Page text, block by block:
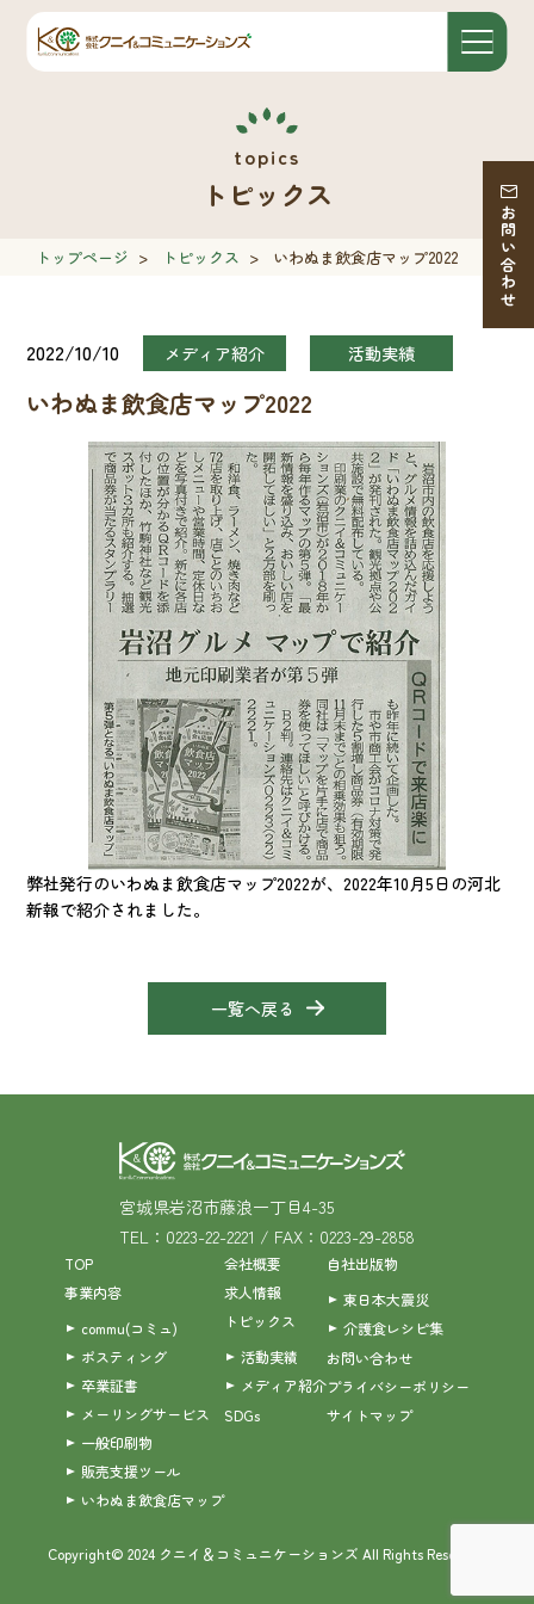
お問い合わせ
トピックス
トップページ > トピックス > いわぬま飲食店マップ2022
2022/10/10 メディア紹介 活動実績
いわぬま飲食店マップ2022
弊社発行のいわぬま飲食店マップ2022が、2022年10月5日の河北
新報で紹介されました。
一覧へ戻る
宮城県岩沼市藤浪一丁目4-35
TEL：0223-22-2221 / FAX：0223-29-2858
TOP
事業内容
commu(コミュ)
ポスティング
卒業証書
メーリングサービス
一般印刷物
販売支援ツール
いわぬま飲食店マップ
会社概要
求人情報
トピックス
活動実績
メディア紹介
SDGs
自社出版物
東日本大震災
介護食レシピ集
お問い合わせ
プライバシーポリシー
サイトマップ
Copyright© 2024 クニイ＆コミュニケーションズ All Rights Reserved.